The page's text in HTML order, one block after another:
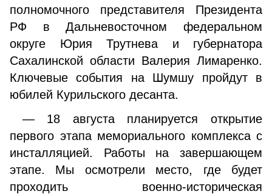
полномочного представителя Президента
РФ в Дальневосточном федеральном
округе Юрия Трутнева и губернатора
Сахалинской области Валерия Лимаренко.
Ключевые события на Шумшу пройдут в
юбилей Курильского десанта.
— 18 августа планируется открытие
первого этапа мемориального комплекса с
инсталляцией. Работы на завершающем
этапе. Мы осмотрели место, где будет
проходить военно-историческая